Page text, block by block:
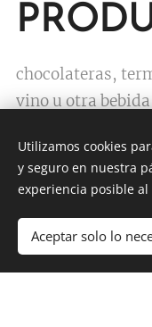
chocolateras,
vino u otra
MIRA
Utilizamos cookies
y seguro en nuestra
experiencia posible al
Aceptar solo lo